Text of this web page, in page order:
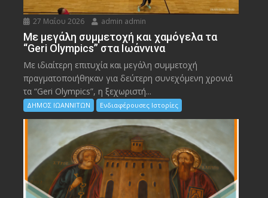
27 Μαΐου 2026 admin admin
Με μεγάλη συμμετοχή και χαμόγελα τα
“Geri Olympics” στα Ιωάννινα
Με ιδιαίτερη επιτυχία και μεγάλη συμμετοχή
πραγματοποιήθηκαν για δεύτερη συνεχόμενη χρονιά
τα “Geri Olympics”, η ξεχωριστή...
ΔΗΜΟΣ ΙΩΑΝΝΙΤΩΝ Ενδιαφέρουσες Ιστορίες